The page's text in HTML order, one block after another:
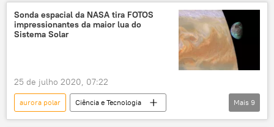
vídeo
luz brilho
Sonda espacial da NASA tira FOTOS
impressionantes da maior lua do
Sistema Solar
25 de julho 2020, 07:22
aurora polar
Ciência e Tecnologia
Sociedade
Notícias
Júpiter
Mais 9